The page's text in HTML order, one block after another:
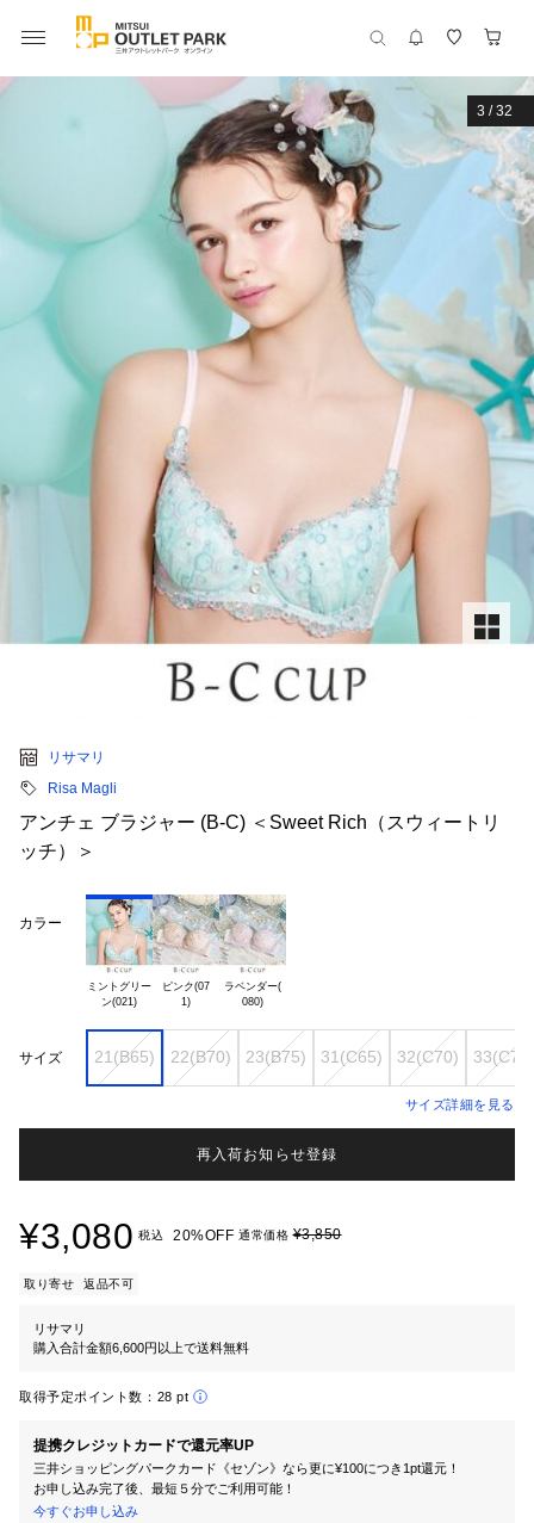
3 /32
リサマリ
Risa Magli
アンチェ ブラジャー (B-C) ＜Sweet Rich（スウィートリ
ッチ）＞
カラー
ミントグリー
ピンク(07
ラベンダー(
サイズ 21(B65) 22(B70) 23(B75) 31(C65) 32(C70) 33(C75)
サイズ詳細を見る
再入荷お知らせ登録
¥3,080 税込 20%OFF 通常価格¥3,850
取り寄せ 返品不可
リサマリ
購入合計金額6,600円以上で送料無料
取得予定ポイント数： 28 pt
提携クレジットカードで還元率UP
三井ショッピングパークカード《セゾン》なら更に¥100につき1pt還元！
お申し込み完了後、最短５分でご利用可能！
今すぐお申し込み